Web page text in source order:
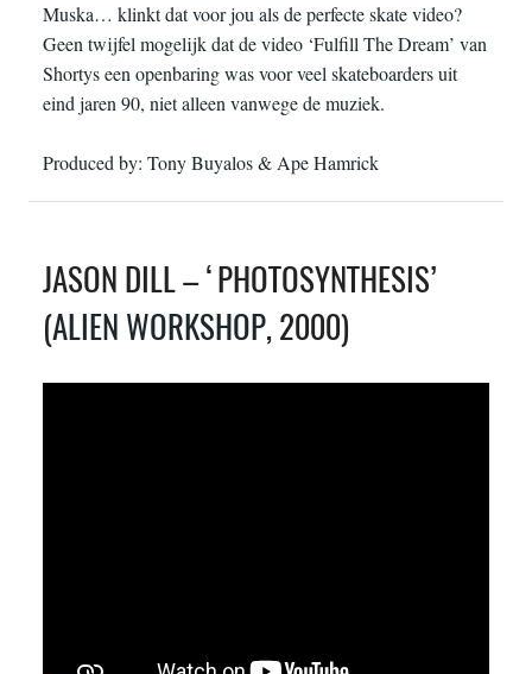
Muska… klinkt dat voor jou als de perfecte skate video?
Geen twijfel mogelijk dat de video ‘Fulfill The Dream’ van
Shortys een openbaring was voor veel skateboarders uit
eind jaren 90, niet alleen vanwege de muziek.
Produced by: Tony Buyalos & Ape Hamrick
JASON DILL – ‘PHOTOSYNTHESIS’
(ALIEN WORKSHOP, 2000)